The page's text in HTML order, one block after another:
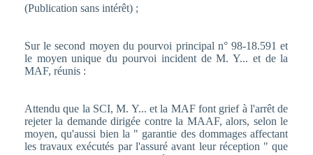
(Publication sans intérêt) ;
Sur le second moyen du pourvoi principal n° 98-18.591 et
le moyen unique du pourvoi incident de M. Y... et de la
MAF, réunis :
Attendu que la SCI, M. Y... et la MAF font grief à l'arrêt de
rejeter la demande dirigée contre la MAAF, alors, selon le
moyen, qu'aussi bien la " garantie des dommages affectant
les travaux exécutés par l'assuré avant leur réception " que